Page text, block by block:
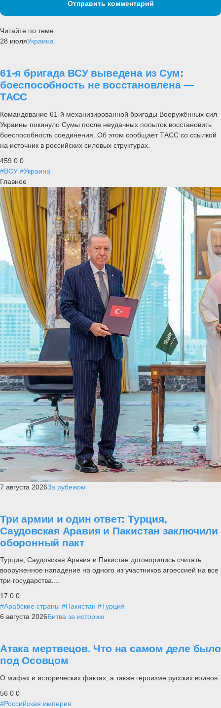
Отправить комментарий
Читайте по теме
28 июляУкраина
61-я бригада ВСУ выведена из Сум:
боеспособность не восстановлена —
ТАСС
Командование 61-й механизированной бригады Вооружённых сил
Украины покинуло Сумы после неудачных попыток восстановить
боеспособность соединения. Об этом сообщает ТАСС со ссылкой
на источник в российских силовых структурах.
459 0 0
#ВСУ #Украина
Главное
7 августа 2026За рубежом
Три армии и один ответ: Турция,
Саудовская Аравия и Пакистан заключили
оборонный пакт
Турция, Саудовская Аравия и Пакистан договорились считать
вооруженное нападение на одного из участников агрессией на все
три государства....
17 0 0
#Арабские страны #Пакистан #Турция
6 августа 2026Битва за историю
Атака мертвецов. Что на самом деле было
под Осовцом
О мифах и исторических фактах, а также героизме русских воинов.
56 0 0
#Российская империя